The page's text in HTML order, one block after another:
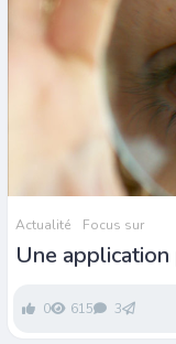
Actualité Focus sur
Une
0 615 3